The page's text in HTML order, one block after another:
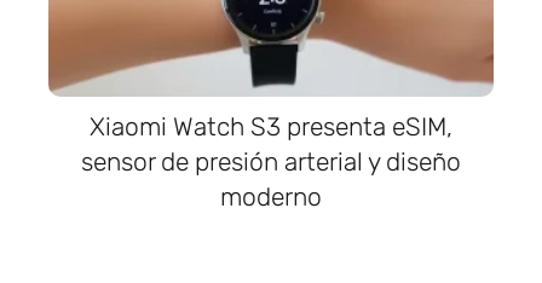
Xiaomi Watch S3 presenta eSIM,
sensor de presión arterial y diseño
moderno